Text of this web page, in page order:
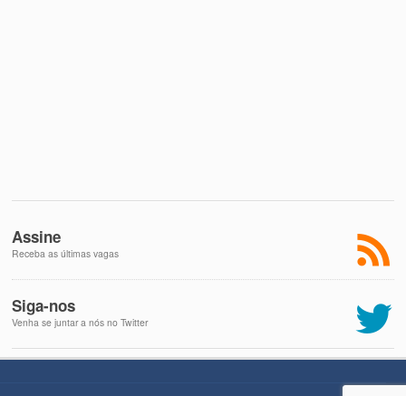
Assine
Receba as últimas vagas
Siga-nos
Venha se juntar a nós no Twitter